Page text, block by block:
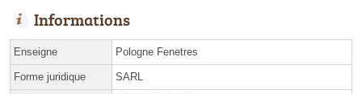
Informations
Enseigne Pologne Fenetres
Forme juridique SARL